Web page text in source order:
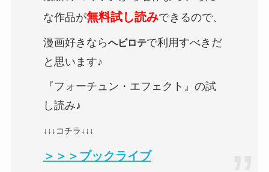
な作品が無料試し読みできるので、
漫画好きならヘビロテで利用すべきだ
と思います♪
『フォーチュン・エフェクト』の試
し読み♪
↓↓↓コチラ↓↓↓
＞＞＞ブックライブ